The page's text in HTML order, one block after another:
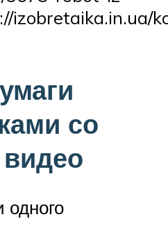
izobretaika.in.ua/
со
одного